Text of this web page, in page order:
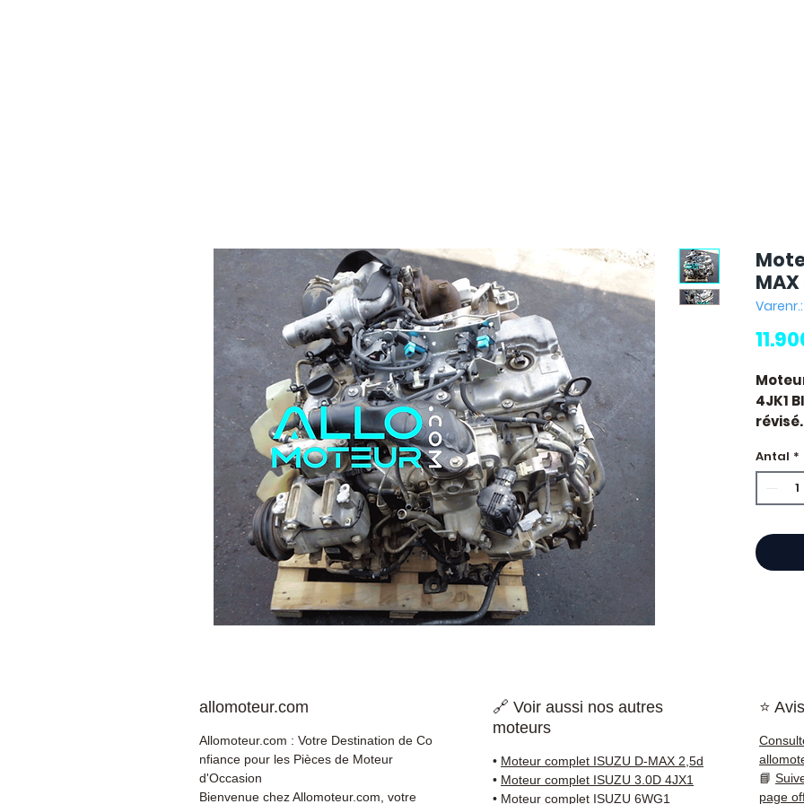
MAX
4JK1
Antal *
allomoteur.com
Allomoteur.com : Votre Destination de Co
nfiance pour les Pièces de Moteur
d'Occasion
Bienvenue chez Allomoteur.com, votre
🔗 Voir aussi nos autres
moteurs
• Moteur complet ISUZU D-MAX 2,5d
• Moteur complet ISUZU 3.0D 4JX1
• Moteur complet ISUZU 6WG1
⭐
📘
page